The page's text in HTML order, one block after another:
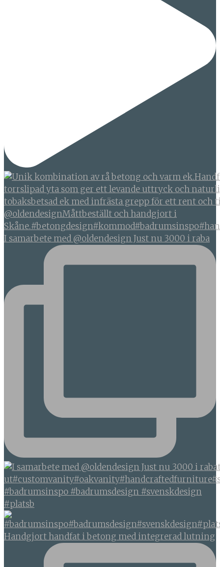
I samarbete med @oldendesign Just nu 3000 i raba
#badrumsinspo #badrumsdesign #svenskdesign
#platsb
Handgjort handfat i betong med integrerad lutning